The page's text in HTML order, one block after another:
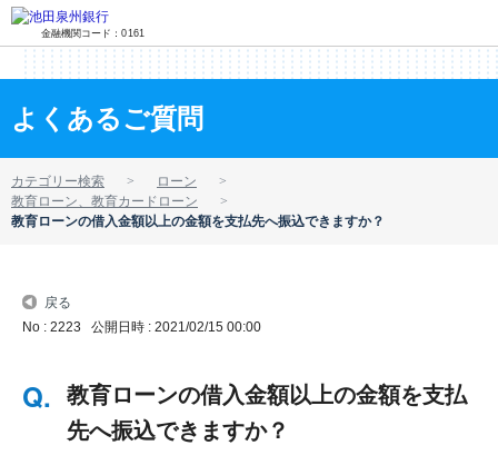
金融機関コード：0161
よくあるご質問
カテゴリー検索
ローン
教育ローン、教育カードローン
教育ローンの借入金額以上の金額を支払先へ振込できますか？
戻る
No : 2223 公開日時 : 2021/02/15 00:00
教育ローンの借入金額以上の金額を支払
先へ振込できますか？